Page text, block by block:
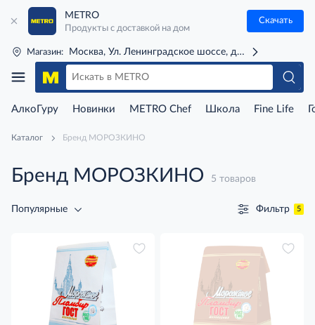
METRO
Продукты с доставкой на дом
Скачать
Магазин: Москва, Ул. Ленинградское шоссе, д. 71Г (м. Речной
АлкоГуру Новинки METRO Chef Школа Fine Life
Каталог Бренд МОРОЗКИНО
Бренд МОРОЗКИНО 5 товаров
Популярные Фильтр 5